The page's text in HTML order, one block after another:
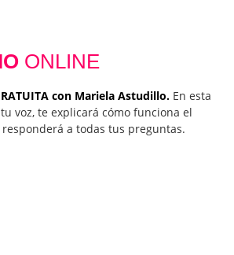
ONLINE
con Mariela Astudillo. En esta
voz, te explicará cómo funciona el
a todas tus preguntas.